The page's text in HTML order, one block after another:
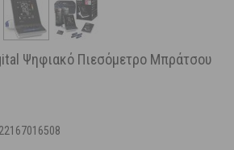
Ψηφιακό Πιεσόμετρο Μπράτσου